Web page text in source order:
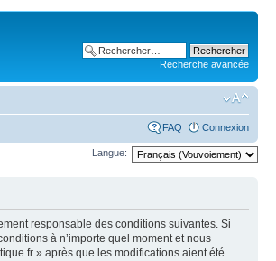
Recherche avancée
FAQ Connexion
Langue:
responsable des conditions suivantes. Si
à n’importe quel moment et nous
» après que les modifications aient été